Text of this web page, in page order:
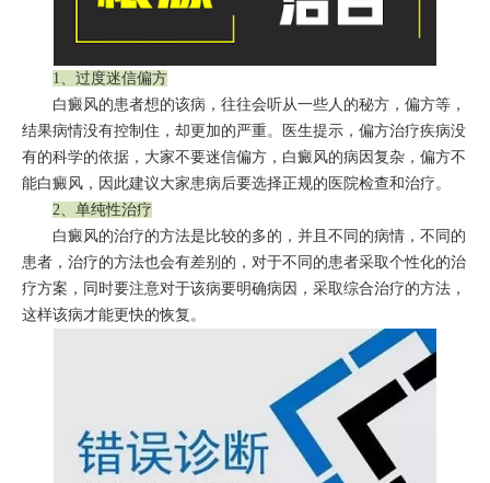
1、过度迷信偏方
白癜风的患者想的该病，往往会听从一些人的秘方，偏方等，
结果病情没有控制住，却更加的严重。医生提示，偏方治疗疾病没
有的科学的依据，大家不要迷信偏方，白癜风的病因复杂，偏方不
能白癜风，因此建议大家患病后要选择正规的医院检查和治疗。
2、单纯性治疗
白癜风的治疗的方法是比较的多的，并且不同的病情，不同的
患者，治疗的方法也会有差别的，对于不同的患者采取个性化的治
疗方案，同时要注意对于该病要明确病因，采取综合治疗的方法，
这样该病才能更快的恢复。